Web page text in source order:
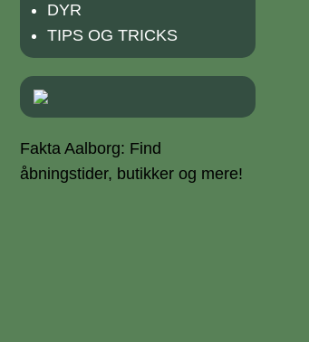
DYR
TIPS OG TRICKS
Fakta Aalborg: Find
åbningstider, butikker og mere!